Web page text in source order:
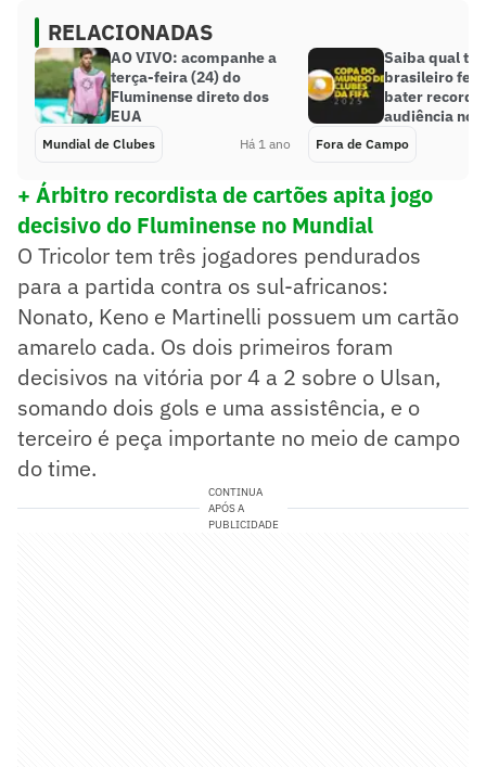
RELACIONADAS
AO VIVO: acompanhe a
terça-feira (24) do
Fluminense direto dos
EUA
Mundial de Clubes Há 1 ano
Saiba qual
brasileiro fez
bater recorde
audiência no
Fora de Campo
+ Árbitro recordista de cartões apita jogo
decisivo do Fluminense no Mundial
O Tricolor tem três jogadores pendurados
para a partida contra os sul-africanos:
Nonato, Keno e Martinelli possuem um cartão
amarelo cada. Os dois primeiros foram
decisivos na vitória por 4 a 2 sobre o Ulsan,
somando dois gols e uma assistência, e o
terceiro é peça importante no meio de campo
do time.
CONTINUA
APÓS A
PUBLICIDADE